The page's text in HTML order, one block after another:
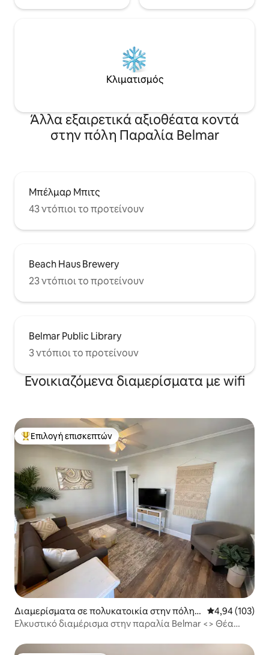
Κλιματισμός
Άλλα εξαιρετικά αξιοθέατα κοντά
στην πόλη Παραλία Belmar
Μπέλμαρ Μπιτς
43 ντόπιοι το προτείνουν
Beach Haus Brewery
23 ντόπιοι το προτείνουν
Belmar Public Library
3 ντόπιοι το προτείνουν
Ενοικιαζόμενα διαμερίσματα με wifi
Κορυφαία επιλογή επισκεπτών
Επιλογή επισκεπτών
Διαμερίσματα σε πολυκατοικία στην πόλη B
elmar
Μέση
4,94 (103)
Ελκυστικό διαμέρισμα στην παραλία Belmar <> Θέα